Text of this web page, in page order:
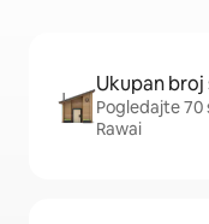
Ukupan
Pogledajte 70
Rawai